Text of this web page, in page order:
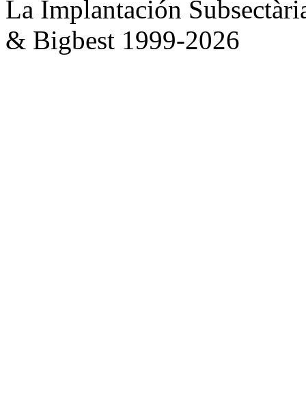
La Implantación
& Bigbest 1999-2026